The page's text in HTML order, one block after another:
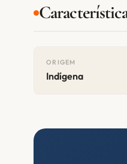
ORIGEM
Indígena